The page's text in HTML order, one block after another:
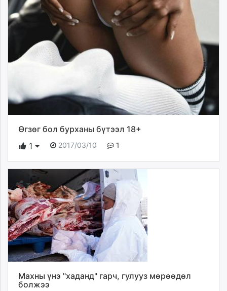
Өгзөг бол бурханы бүтээл 18+
1
2017/03/10 1
Махны үнэ "хаданд" гарч, гулууз мөрөөдөл
болжээ